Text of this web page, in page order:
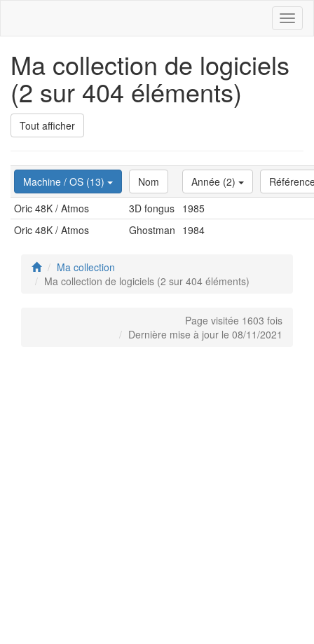
Ma collection de logiciels
(2 sur 404 éléments)
Tout afficher
Machine / OS (13) Nom Année (2)
Oric 48K / Atmos
3D fongus 1985
Oric 48K / Atmos
Ghostman 1984
Ma collection
Ma collection de logiciels (2 sur 404 éléments)
Page visitée 1603 fois
Dernière mise à jour le 08/11/2021